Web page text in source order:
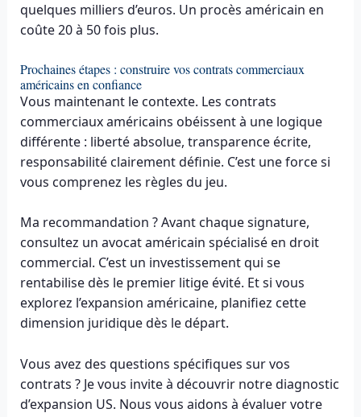
quelques milliers d’euros. Un procès américain en
coûte 20 à 50 fois plus.
Prochaines étapes : construire vos contrats commerciaux
américains en confiance
Vous maintenant le contexte. Les contrats
commerciaux américains obéissent à une logique
différente : liberté absolue, transparence écrite,
responsabilité clairement définie. C’est une force si
vous comprenez les règles du jeu.
Ma recommandation ? Avant chaque signature,
consultez un avocat américain spécialisé en droit
commercial. C’est un investissement qui se
rentabilise dès le premier litige évité. Et si vous
explorez l’expansion américaine, planifiez cette
dimension juridique dès le départ.
Vous avez des questions spécifiques sur vos
contrats ? Je vous invite à découvrir notre diagnostic
d’expansion US. Nous vous aidons à évaluer votre